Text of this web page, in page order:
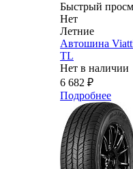
Быстрый
Нет
Летние
Автошина
TL
Нет в наличии
6 682 ₽
Подробнее